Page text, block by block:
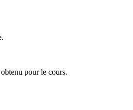
pour le cours.